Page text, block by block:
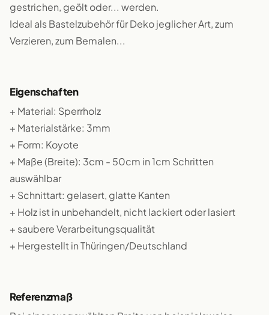
gestrichen, geölt oder... werden.
Ideal als Bastelzubehör für Deko jeglicher Art, zum
Verzieren, zum Bemalen...
Eigenschaften
+ Material: Sperrholz
+ Materialstärke: 3mm
+ Form: Koyote
+ Maße (Breite): 3cm - 50cm in 1cm Schritten
auswählbar
+ Schnittart: gelasert, glatte Kanten
+ Holz ist in unbehandelt, nicht lackiert oder lasiert
+ saubere Verarbeitungsqualität
+ Hergestellt in Thüringen/Deutschland
Referenzmaß